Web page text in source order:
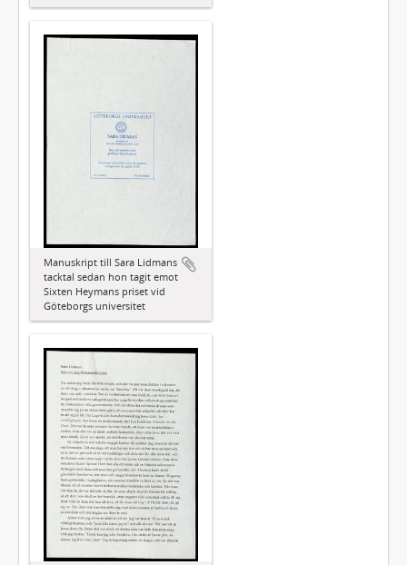
Manuskript till Sara Lidmans
tacktal sedan hon tagit emot
Sixten Heymans priset vid
Göteborgs universitet